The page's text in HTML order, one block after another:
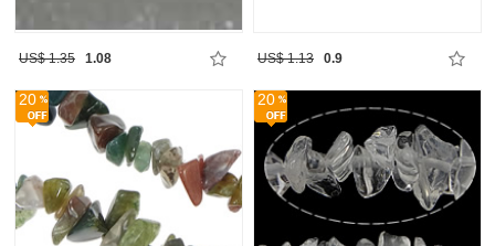
US$ 1.35 1.08 US$ 1.13 0.9
20 20